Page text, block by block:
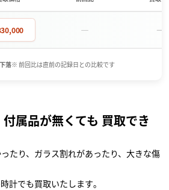
－ －
落※ 前回比は直前の記録日との比較です
属品が無くても 買取でき
たり、ガラス割れがあったり、大きな傷
計でも買取いたします｡